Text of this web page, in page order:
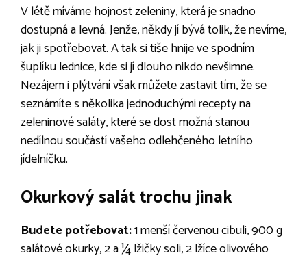
V létě míváme hojnost zeleniny, která je snadno
dostupná a levná. Jenže, někdy jí bývá tolik, že nevíme,
jak ji spotřebovat. A tak si tiše hnije ve spodním
šuplíku lednice, kde si jí dlouho nikdo nevšimne.
Nezájem i plýtvání však můžete zastavit tím, že se
seznámíte s několika jednoduchými recepty na
zeleninové saláty, které se dost možná stanou
nedílnou součástí vašeho odlehčeného letního
jídelníčku.
Okurkový salát trochu jinak
Budete potřebovat:1 menší červenou cibuli, 900 g
salátové okurky, 2 a ¼ lžičky soli, 2 lžíce olivového